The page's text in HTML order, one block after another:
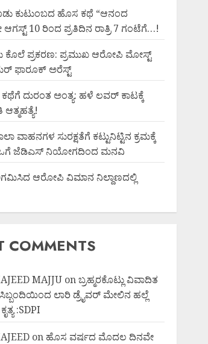
ಕುಟುಂಬದ ಹೊಸ ಕಥೆ “ಆನಂದ
10 ರಿಂದ ಪ್ರತಿದಿನ ರಾತ್ರಿ 7 ಗಂಟೆಗೆ…!
ಕೊಲೆ ಪ್ರಕರಣ: ಪ್ರಮುಖ ಆರೋಪಿ ಮೋಸ್ಟ್
ಫಾರೂಕ್ ಅರೆಸ್ಟ್
ದುರಂತ ಅಂತ್ಯ: ಹಳೆ ಲವರ್ ಕಾಟಕ್ಕೆ
ಆತ್ಮಹತ್ಯೆ!
ವಾಹನಗಳ ಸುರಕ್ಷತೆಗೆ ಕಟ್ಟುನಿಟ್ಟಿನ ಕ್ರಮಕ್ಕೆ
ಜೆಡಿಎಸ್ ನಿಯೋಗದಿಂದ ಮನವಿ
ಆರೋಪಿ ವಿಮಾನ ನಿಲ್ದಾಣದಲ್ಲಿ
COMMENTS
MAJJUonಬ್ರಹ್ಮರಕೊಟ್ಲು ವಿವಾದಿತ
ಲಾರಿ ಡ್ರೈವರ್ ಮೇಲಿನ ಹಲ್ಲೆ
:SDPI
on ಹೊಸ ವರ್ಷದ ಮೊದಲ ದಿನವೇ